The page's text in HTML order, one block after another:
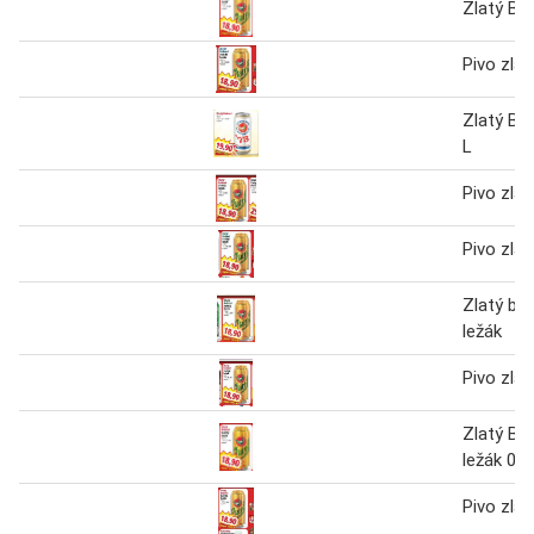
Zlatý
Pivo
Zlatý
L
Pivo
Pivo
Zlatý
ležák
Pivo
Zlatý
ležák 0.5
Pivo